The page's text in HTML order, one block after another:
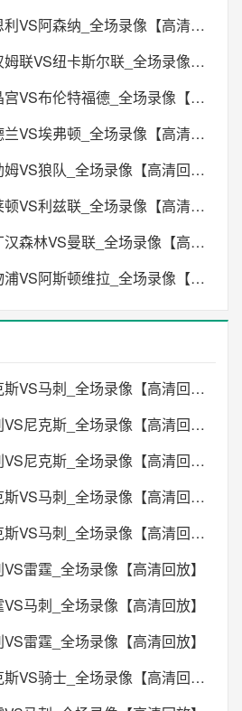
2026年05月19日 伯恩利VS阿森纳_全场录像【高清回放】
2026年05月18日 西汉姆联VS纽卡斯尔联_全场录像【高清回放】
2026年05月17日 水晶宫VS布伦特福德_全场录像【高清回放】
2026年05月17日 桑德兰VS埃弗顿_全场录像【高清回放】
2026年05月17日 富勒姆VS狼队_全场录像【高清回放】
2026年05月17日 布莱顿VS利兹联_全场录像【高清回放】
2026年05月17日 诺丁汉森林VS曼联_全场录像【高清回放】
2026年05月16日 利物浦VS阿斯顿维拉_全场录像【高清回放】
2026年06月14日 尼克斯VS马刺_全场录像【高清回放】
2026年06月11日 马刺VS尼克斯_全场录像【高清回放】
2026年06月09日 马刺VS尼克斯_全场录像【高清回放】
2026年06月06日 尼克斯VS马刺_全场录像【高清回放】
2026年06月04日 尼克斯VS马刺_全场录像【高清回放】
雷霆_全场录像【高清回放】
马刺_全场录像【高清回放】
雷霆_全场录像【高清回放】
2026年05月26日 尼克斯VS骑士_全场录像【高清回放】